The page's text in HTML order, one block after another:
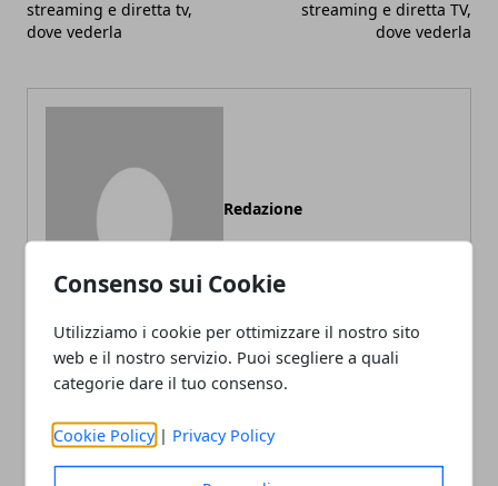
Consenso sui Cookie
Utilizziamo i cookie per ottimizzare il nostro sito
web e il nostro servizio. Puoi scegliere a quali
categorie dare il tuo consenso.
Cookie Policy | Privacy Policy
streaming e diretta tv,
dove vederla
streaming e diretta TV,
dove vederla
Redazione
ARTICOLI CORRELATI